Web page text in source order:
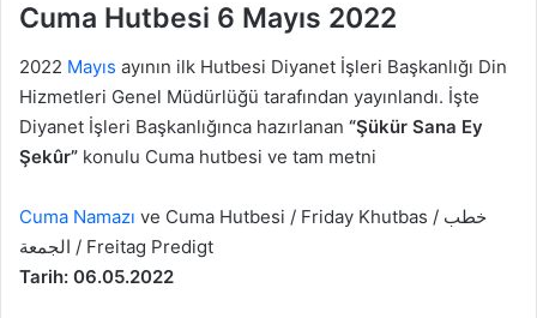
Cuma Hutbesi 6 Mayıs 2022
2022 Mayıs ayının ilk Hutbesi Diyanet İşleri Başkanlığı Din
Hizmetleri Genel Müdürlüğü tarafından yayınlandı. İşte
Diyanet İşleri Başkanlığınca hazırlanan “Şükür Sana Ey
Şekûr” konulu Cuma hutbesi ve tam metni
Cuma Namazı ve Cuma Hutbesi / Friday Khutbas / خطب
الجمعة​​​​​​​​​​ / Freitag Predigt
Tarih: 06.05.2022